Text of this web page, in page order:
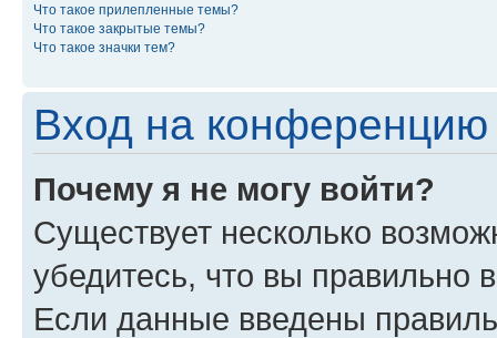
Что такое прилепленные темы?
Что такое закрытые темы?
Что такое значки тем?
Вход на конференцию
Почему я не могу войти?
Существует несколько
убедитесь, что вы правильно
Если данные введены